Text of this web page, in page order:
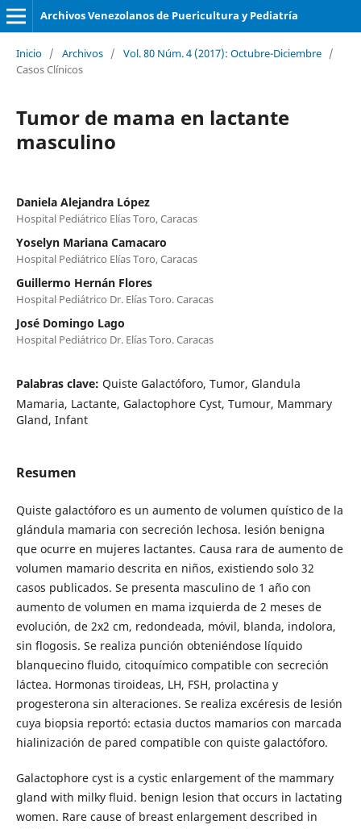
Archivos Venezolanos de Puericultura y Pediatría
Inicio / Archivos / Vol. 80 Núm. 4 (2017): Octubre-Diciembre /
Casos Clínicos
Tumor de mama en lactante
masculino
Daniela Alejandra López
Hospital Pediátrico Elías Toro, Caracas
Yoselyn Mariana Camacaro
Hospital Pediátrico Elías Toro, Caracas
Guillermo Hernán Flores
Hospital Pediátrico Dr. Elías Toro. Caracas
José Domingo Lago
Hospital Pediátrico Dr. Elías Toro. Caracas
Palabras clave: Quiste Galactóforo, Tumor, Glandula
Mamaria, Lactante, Galactophore Cyst, Tumour, Mammary
Gland, Infant
Resumen
Quiste galactóforo es un aumento de volumen quístico de la
glándula mamaria con secreción lechosa. lesión benigna
que ocurre en mujeres lactantes. Causa rara de aumento de
volumen mamario descrita en niños, existiendo solo 32
casos publicados. Se presenta masculino de 1 año con
aumento de volumen en mama izquierda de 2 meses de
evolución, de 2x2 cm, redondeada, móvil, blanda, indolora,
sin flogosis. Se realiza punción obteniéndose líquido
blanquecino fluido, citoquímico compatible con secreción
láctea. Hormonas tiroideas, LH, FSH, prolactina y
progesterona sin alteraciones. Se realiza excéresis de lesión
cuya biopsia reportó: ectasia ductos mamarios con marcada
hialinización de pared compatible con quiste galactóforo.
Galactophore cyst is a cystic enlargement of the mammary
gland with milky fluid. benign lesion that occurs in lactating
women. Rare cause of breast enlargement described in